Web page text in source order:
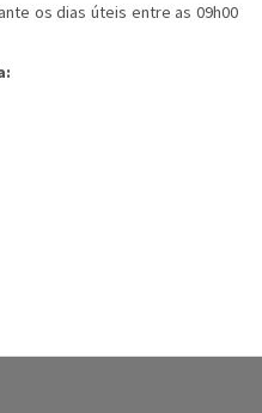
os dias úteis entre as 09h00